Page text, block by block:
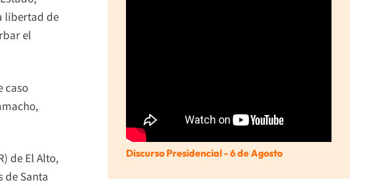
libertad de
el
caso
de El Alto,
de Santa
Discurso Presidencial - 6 de Agosto